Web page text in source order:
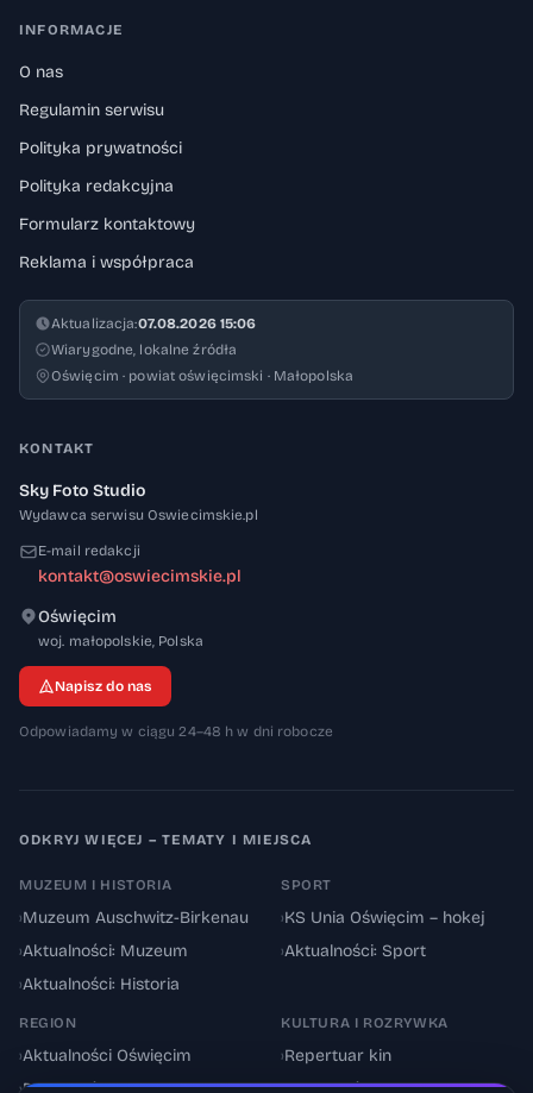
INFORMACJE
O nas
Regulamin serwisu
Polityka prywatności
Polityka redakcyjna
Formularz kontaktowy
Reklama i współpraca
Aktualizacja:07.08.2026 15:06
Wiarygodne, lokalne źródła
Oświęcim · powiat oświęcimski · Małopolska
KONTAKT
Sky Foto Studio
Wydawca serwisu Oswiecimskie.pl
E-mail redakcji
kontakt@oswiecimskie.pl
Oświęcim
woj. małopolskie, 32-600
Polska
Napisz do nas
Odpowiadamy w ciągu 24–48 h w dni robocze
ODKRYJ WIĘCEJ – TEMATY I MIEJSCA
MUZEUM I HISTORIA
›Muzeum Auschwitz-Birkenau
›Aktualności: Muzeum
›Aktualności: Historia
SPORT
›KS Unia Oświęcim – hokej
›Aktualności: Sport
REGION
›Aktualności Oświęcim
KULTURA I ROZRYWKA
›Repertuar kin